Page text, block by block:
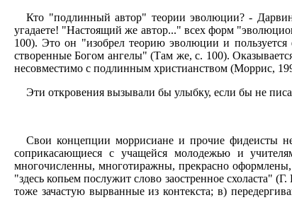
Кто "подлинный автор" теории эволюции? -
угадаете! "Настоящий же автор..." всех форм
100). Это он "изобрел теорию эволюции и
створенные Богом ангелы" (Там же, с. 100).
несовместимо с подлинным христианством (Моррис,
Эти откровения вызывали бы улыбку, если бы не
Свои концепции моррисиане и прочие фидеисты
соприкасающиеся с учащейся молодежью и
многочисленны, многотиражны, прекрасно
"здесь копьем послужит слово заостренное схоласта"
тоже зачастую вырванные из контекста; в)